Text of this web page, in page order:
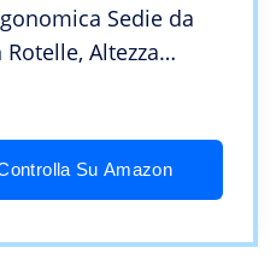
Sedie da
Altezza
Lombare, Blu
Su Amazon